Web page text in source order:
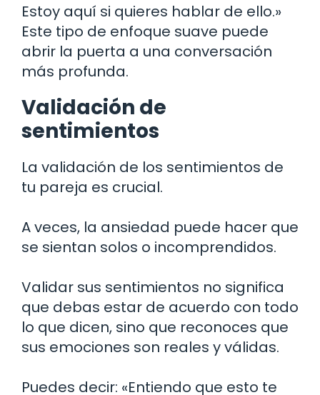
Estoy aquí si quieres hablar de ello.»
Este tipo de enfoque suave puede
abrir la puerta a una conversación
más profunda.
Validación de
sentimientos
La validación de los sentimientos de
tu pareja es crucial.
A veces, la ansiedad puede hacer que
se sientan solos o incomprendidos.
Validar sus sentimientos no significa
que debas estar de acuerdo con todo
lo que dicen, sino que reconoces que
sus emociones son reales y válidas.
Puedes decir: «Entiendo que esto te